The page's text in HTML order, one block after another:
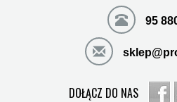
95
DOŁĄCZ DO NAS